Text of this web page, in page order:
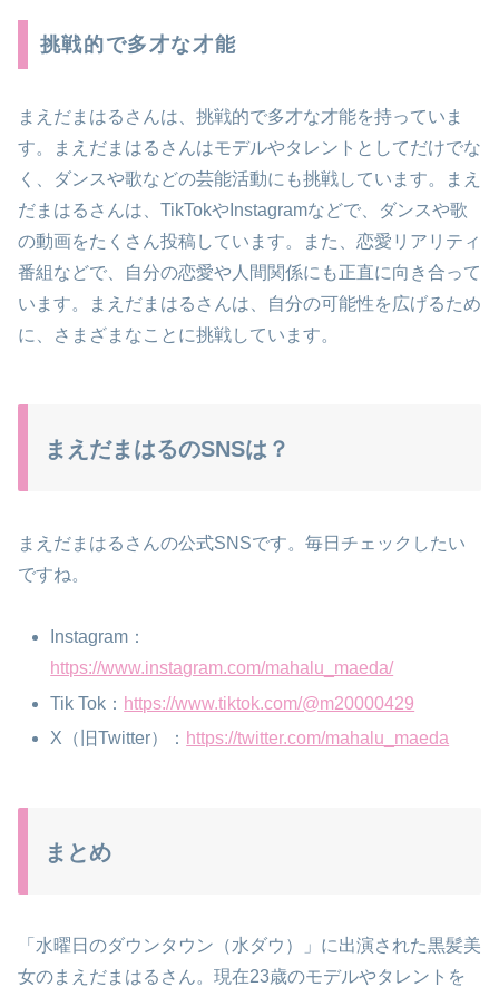
挑戦的で多才な才能
まえだまはるさんは、挑戦的で多才な才能を持っていま
す。まえだまはるさんはモデルやタレントとしてだけでな
く、ダンスや歌などの芸能活動にも挑戦しています。まえ
だまはるさんは、TikTokやInstagramなどで、ダンスや歌
の動画をたくさん投稿しています。また、恋愛リアリティ
番組などで、自分の恋愛や人間関係にも正直に向き合って
います。まえだまはるさんは、自分の可能性を広げるため
に、さまざまなことに挑戦しています。
まえだまはるのSNSは？
まえだまはるさんの公式SNSです。毎日チェックしたい
ですね。
Instagram：
https://www.instagram.com/mahalu_maeda/
Tik Tok： https://www.tiktok.com/@m20000429
X（旧Twitter）： https://twitter.com/mahalu_maeda
まとめ
「水曜日のダウンタウン（水ダウ）」に出演された黒髪美
女のまえだまはるさん。現在23歳のモデルやタレントを